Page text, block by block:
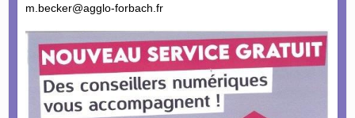
m.becker@agglo-forbach.fr